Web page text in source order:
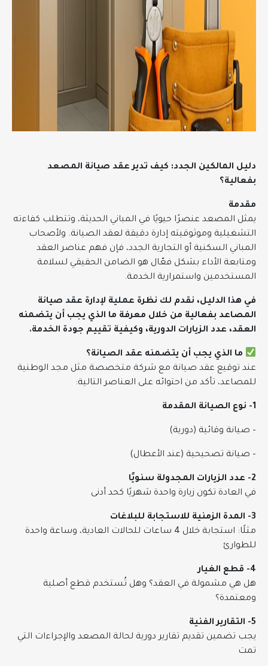
دليل المالكين الجدد: كيف تدير عقد صيانة المصعد
بفعالية؟
مقدمة
يمثل المصعد عنصرًا حيويًا في المباني الحديثة، وتتطلب كفاءته
التشغيلية وموثوقيته إدارة دقيقة لعقد الصيانة. ولأصحاب
المباني السكنية أو التجارية الجدد، فإن فهم عناصر العقد
ومتابعة الأداء بشكل فعّال هو الضامن الحقيقي لسلامة
المستخدمين واستمرارية الخدمة.
في هذا الدليل، نقدم لك نظرة عملية لإدارة عقد صيانة
المصاعد بفعالية من خلال معرفة ما الذي يجب أن يتضمنه
العقد، عدد الزيارات الدورية، وكيفية تقييم جودة الخدمة.
ما الذي يجب أن يتضمنه عقد الصيانة؟
عند توقيع عقد صيانة مع شركة متخصصة مثل مجد الوطنية
للمصاعد، تأكد من احتوائه على العناصر التالية:
1- نوع الصيانة المقدمة
– صيانة وقائية (دورية)
– صيانة تصحيحية (عند الأعطال)
2- عدد الزيارات المجدولة سنويًا
في العادة تكون زيارة واحدة شهريًا كحد أدنى
3- المدة الزمنية للاستجابة للبلاغات
مثلًا: استجابة خلال 4 ساعات للحالات العادية، وساعة واحدة
للطوارئ
4- قطع الغيار
هل هي مشمولة في العقد؟ وهل تُستخدم قطع أصلية
ومعتمدة؟
5- التقارير الفنية
يجب تضمين تقديم تقارير دورية لحالة المصعد والإجراءات التي
تمت